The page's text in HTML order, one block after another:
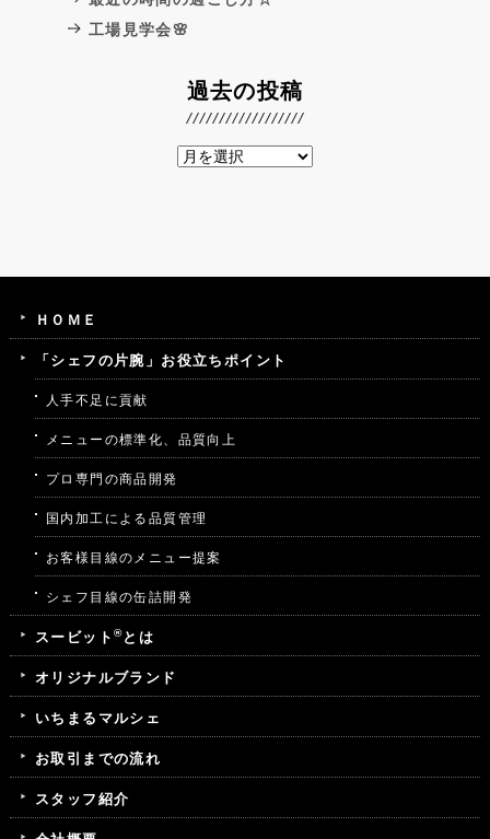
工場見学会🌸
過去の投稿
ＨＯＭＥ
「シェフの片腕」お役立ちポイント
人手不足に貢献
メニューの標準化、品質向上
プロ専門の商品開発
国内加工による品質管理
お客様目線のメニュー提案
シェフ目線の缶詰開発
スービット ®とは
オリジナルブランド
いちまるマルシェ
お取引までの流れ
スタッフ紹介